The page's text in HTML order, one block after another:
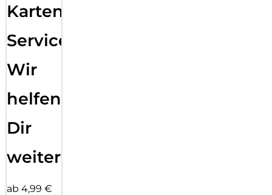
Karten
Service:
Wir
helfen
Dir
weiter
ab 4,99 €